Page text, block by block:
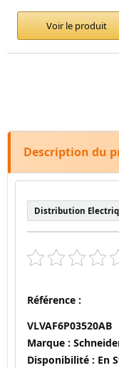
Voir le produit
Description du
Distribution
Référence :
VLVAF6P03520AB
Marque :
Disponibilité : En